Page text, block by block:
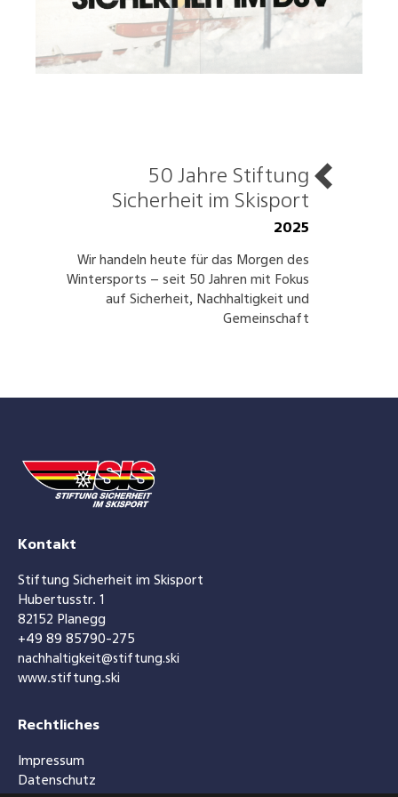
50 Jahre Stiftung
Sicherheit im Skisport
2025
Wir handeln heute für das Morgen des
Wintersports – seit 50 Jahren mit Fokus
auf Sicherheit, Nachhaltigkeit und
Gemeinschaft
Kontakt
Stiftung Sicherheit im Skisport
Hubertusstr. 1
82152 Planegg
+49 89 85790-275
nachhaltigkeit@stiftung.ski
www.stiftung.ski
Rechtliches
Impressum
Datenschutz